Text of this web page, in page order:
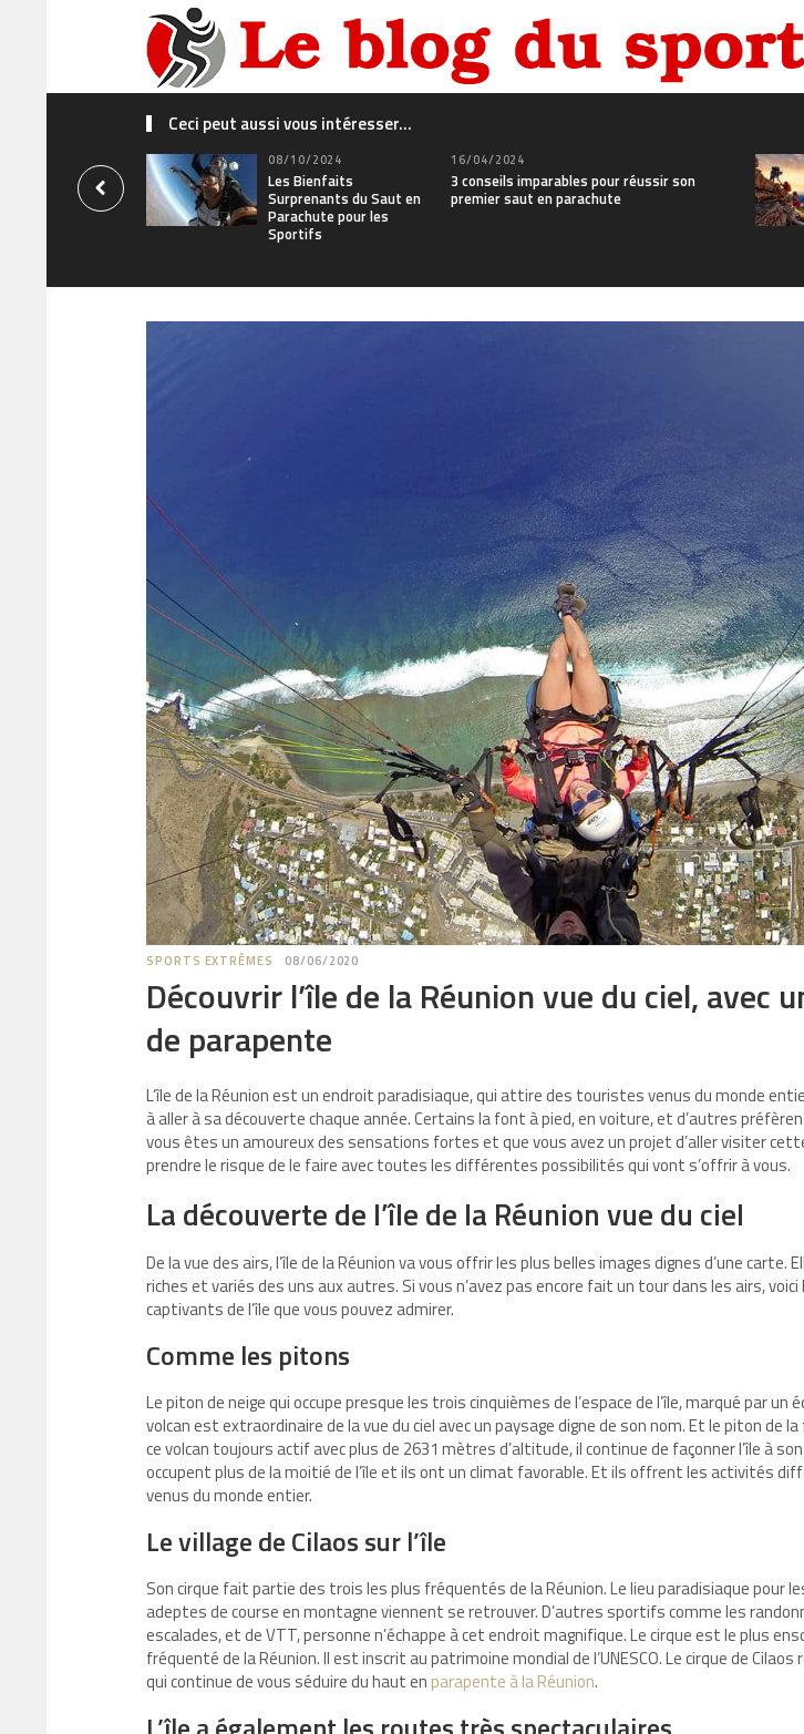
Ceci peut aussi vous intéresser...
08/10/2024
Les Bienfaits
Surprenants du Saut en
Parachute pour les
Sportifs
16/04/2024
3 conseils imparables pour réussir son
premier saut en parachute
SPORTS EXTRÊMES 08/06/2020
Découvrir l’île de la Réunion vue du ciel, avec
de parapente
L’île de la Réunion est un endroit paradisiaque, qui attire des touristes venus du monde
à aller à sa découverte chaque année. Certains la font à pied, en voiture, et d’autres
vous êtes un amoureux des sensations fortes et que vous avez un projet d’aller visiter
prendre le risque de le faire avec toutes les différentes possibilités qui vont s’offrir à vous.
La découverte de l’île de la Réunion vue du ciel
De la vue des airs, l’île de la Réunion va vous offrir les plus belles images dignes d’une carte.
riches et variés des uns aux autres. Si vous n’avez pas encore fait un tour dans les airs,
captivants de l’île que vous pouvez admirer.
Comme les pitons
Le piton de neige qui occupe presque les trois cinquièmes de l’espace de l’île, marqué par un
volcan est extraordinaire de la vue du ciel avec un paysage digne de son nom. Et le piton de la
ce volcan toujours actif avec plus de 2631 mètres d’altitude, il continue de façonner l’île à
occupent plus de la moitié de l’île et ils ont un climat favorable. Et ils offrent les activités
venus du monde entier.
Le village de Cilaos sur l’île
Son cirque fait partie des trois les plus fréquentés de la Réunion. Le lieu paradisiaque pour
adeptes de course en montagne viennent se retrouver. D’autres sportifs comme les
escalades, et de VTT, personne n’échappe à cet endroit magnifique. Le cirque est le plus
fréquenté de la Réunion. Il est inscrit au patrimoine mondial de l’UNESCO. Le cirque de
qui continue de vous séduire du haut en parapente à la Réunion.